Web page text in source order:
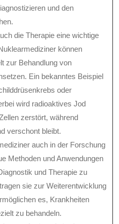
und den
die Therapie eine wichtige
können
zur Behandlung von
Ein bekanntes Beispiel
oder
wird radioaktives Jod
zerstört, während
verschont bleibt.
auch in der Forschung
Methoden und Anwendungen
und Therapie zu
sie zur Weiterentwicklung
es, Krankheiten
zu behandeln.